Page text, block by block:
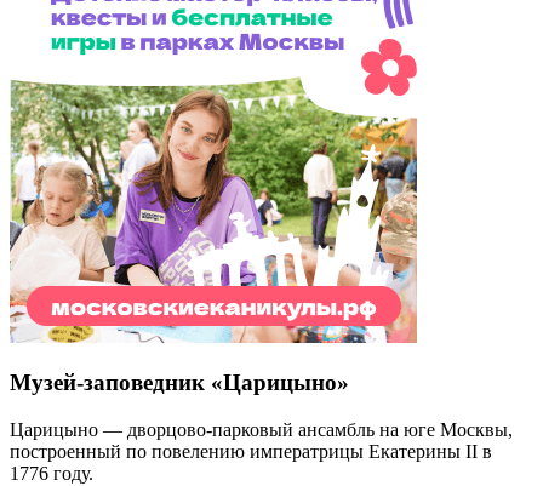
Музей-заповедник «Царицыно»
Царицыно — дворцово-парковый ансамбль на юге Москвы,
построенный по повелению императрицы Екатерины II в
1776 году.